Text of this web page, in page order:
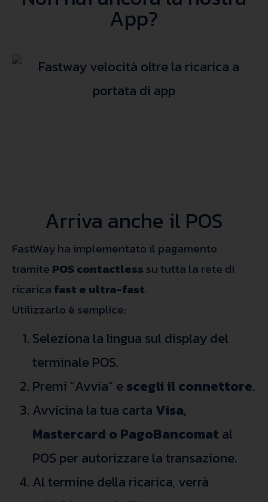
App?
Arriva anche il POS
FastWay ha implementato il pagamento
tramite POS contactless su tutta la rete di
ricarica fast e ultra-fast.
Utilizzarlo è semplice:
Seleziona la lingua sul display del
terminale POS.
Premi “Avvia” e scegli il connettore.
Avvicina la tua carta Visa,
Mastercard o PagoBancomatal
POS per autorizzare la transazione.
Al termine della ricarica, verrà